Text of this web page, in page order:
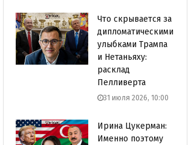
Что скрывается за
дипломатическими
улыбками Трампа
и Нетаньяху:
расклад
Пелливерта
31 июля 2026, 10:00
Ирина Цукерман:
Именно поэтому